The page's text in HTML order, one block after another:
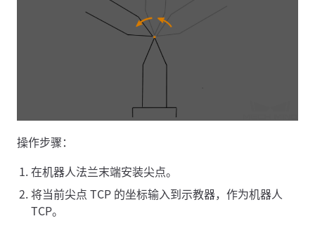
操作步骤：
在机器人法兰末端安装尖点。
将当前尖点 TCP 的坐标输入到示教器，作为机器人
TCP。